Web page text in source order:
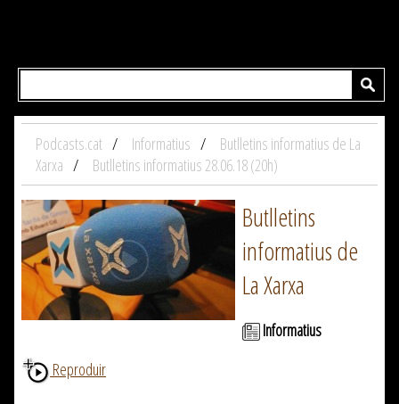
Podcasts.cat Informatius
Butlletins informatius de La
Xarxa
Butlletins informatius 28.06.18 (20h)
Butlletins
informatius de
La Xarxa
Informatius
Reproduir